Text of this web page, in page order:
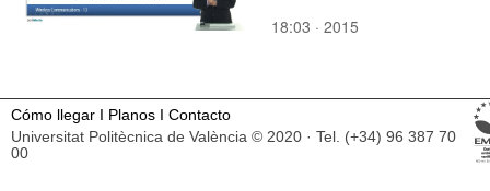
18:03 · 2015
Cómo llegar I Planos I Contacto
Universitat Politècnica de València © 2020 · Tel. (+34) 96 387 70
00